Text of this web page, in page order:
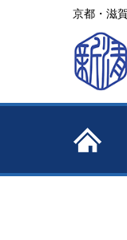
京都・滋